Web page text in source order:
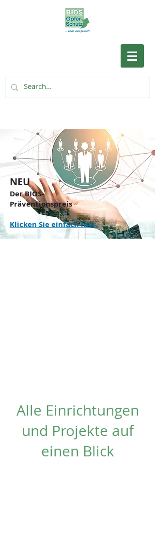
NEU
Der BIOS-
Präventionspreis
Klicken Sie einfach hier.
Alle Einrichtungen
und Projekte auf
einen Blick